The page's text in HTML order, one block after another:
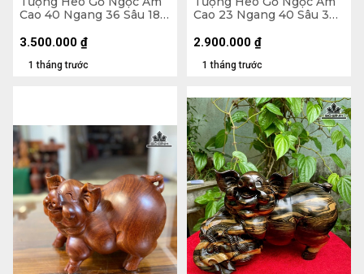
Cao 40 Ngang 36 Sâu 18
1 tháng trước
3.500.000 ₫
Cao 23 Ngang 40 Sâu 30
1 tháng trước
2.900.000 ₫